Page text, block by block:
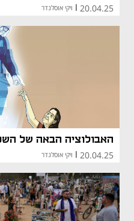
20.04.25 ויקי אוסלנדר
האבולוציה הבאה של
20.04.25 ויקי אוסלנדר